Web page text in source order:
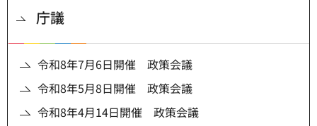
庁議
令和8年7月6日開催 政策会議
令和8年5月8日開催 政策会議
令和8年4月14日開催 政策会議